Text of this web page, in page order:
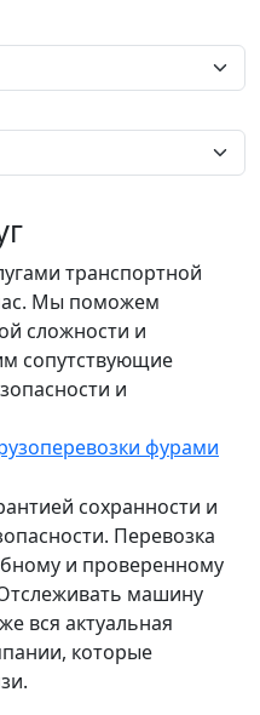
транспортной
Мы поможем
сложности и
сопутствующие
и
фурами
сохранности и
Перевозка
и проверенному
машину
вся актуальная
которые